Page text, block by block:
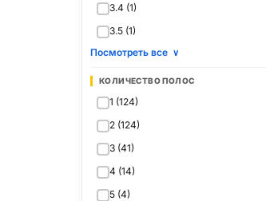
3.4 (1)
3.5 (1)
Посмотреть все ∨
КОЛИЧЕСТВО ПОЛОС
1 (124)
2 (124)
3 (41)
4 (14)
5 (4)